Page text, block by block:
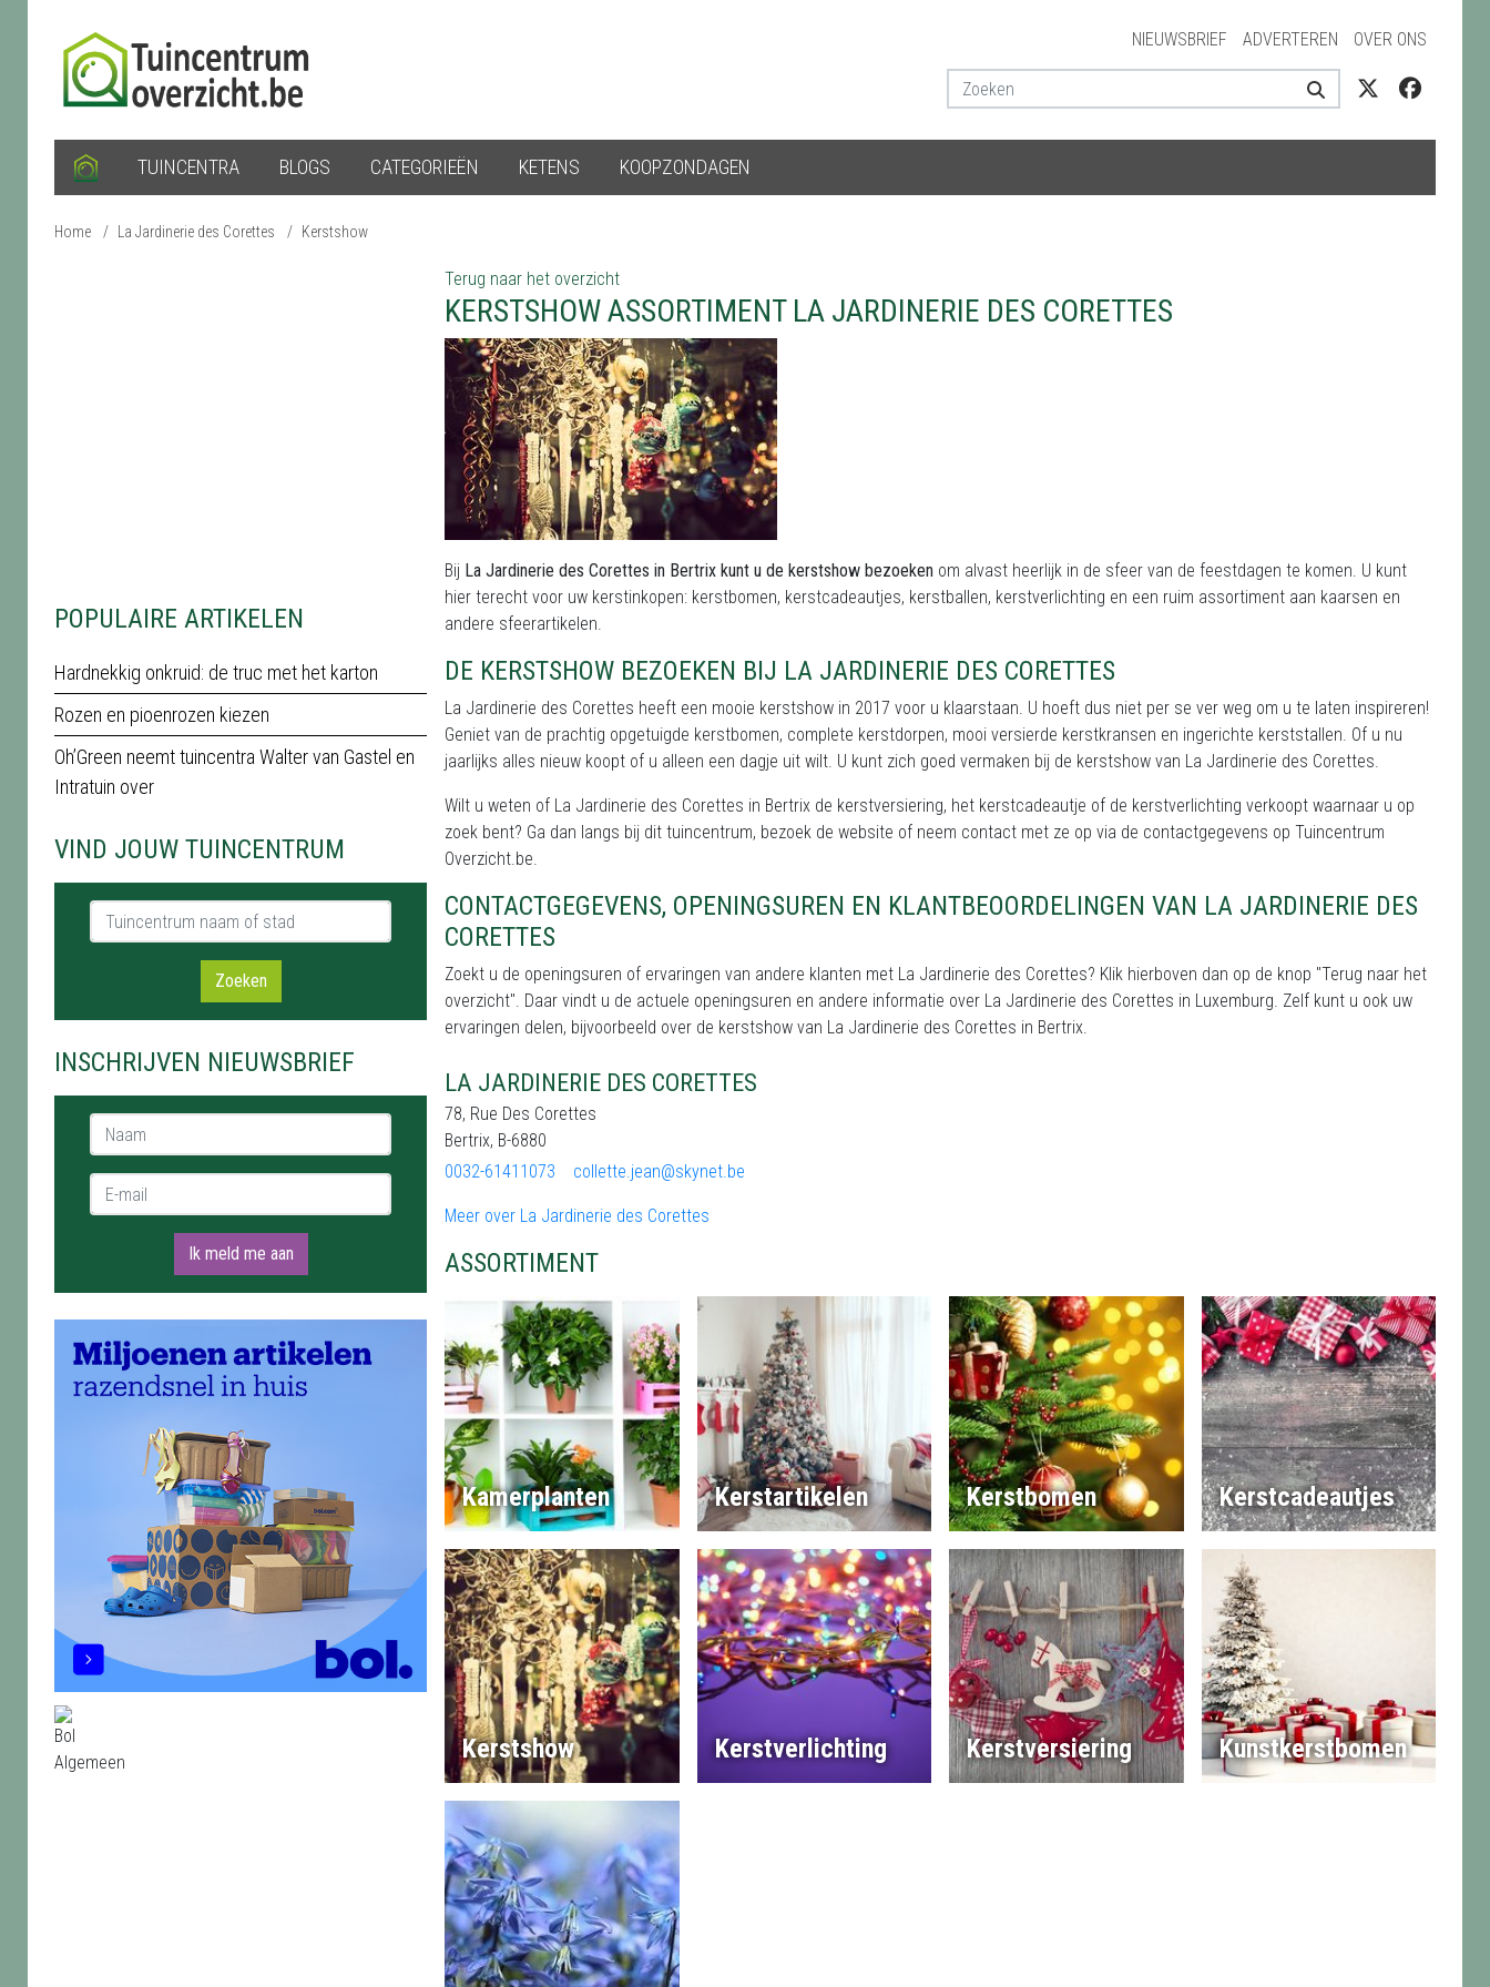
NIEUWSBRIEF ADVERTEREN OVER ONS
TUINCENTRA BLOGS CATEGORIEËN KETENS KOOPZONDAGEN
Home / La Jardinerie des Corettes / Kerstshow
POPULAIRE ARTIKELEN
Hardnekkig onkruid: de truc met het karton
Rozen en pioenrozen kiezen
Oh’Green neemt tuincentra Walter van Gastel en
Intratuin over
VIND JOUW TUINCENTRUM
Tuincentrum naam of stad
Zoeken
INSCHRIJVEN NIEUWSBRIEF
Naam *
E-mail *
Ik meld me aan
Terug naar het overzicht
KERSTSHOW ASSORTIMENT LA JARDINERIE DES CORETTES
Bij La Jardinerie des Corettes in Bertrix kunt u de kerstshow bezoeken om alvast heerlijk in de sfeer van de feestdagen te komen. U kunt
hier terecht voor uw kerstinkopen: kerstbomen, kerstcadeautjes, kerstballen, kerstverlichting en een ruim assortiment aan kaarsen en
andere sfeerartikelen.
DE KERSTSHOW BEZOEKEN BIJ LA JARDINERIE DES CORETTES
La Jardinerie des Corettes heeft een mooie kerstshow in 2017 voor u klaarstaan. U hoeft dus niet per se ver weg om u te laten inspireren!
Geniet van de prachtig opgetuigde kerstbomen, complete kerstdorpen, mooi versierde kerstkransen en ingerichte kerststallen. Of u nu
jaarlijks alles nieuw koopt of u alleen een dagje uit wilt. U kunt zich goed vermaken bij de kerstshow van La Jardinerie des Corettes.
Wilt u weten of La Jardinerie des Corettes in Bertrix de kerstversiering, het kerstcadeautje of de kerstverlichting verkoopt waarnaar u op
zoek bent? Ga dan langs bij dit tuincentrum, bezoek de website of neem contact met ze op via de contactgegevens op Tuincentrum
Overzicht.be.
CONTACTGEGEVENS, OPENINGSUREN EN KLANTBEOORDELINGEN VAN LA JARDINERIE DES
CORETTES
Zoekt u de openingsuren of ervaringen van andere klanten met La Jardinerie des Corettes? Klik hierboven dan op de knop "Terug naar het
overzicht". Daar vindt u de actuele openingsuren en andere informatie over La Jardinerie des Corettes in Luxemburg. Zelf kunt u ook uw
ervaringen delen, bijvoorbeeld over de kerstshow van La Jardinerie des Corettes in Bertrix.
LA JARDINERIE DES CORETTES
78, Rue Des Corettes
Bertrix, B-6880
0032-61411073
collette.jean@skynet.be
Meer over La Jardinerie des Corettes
ASSORTIMENT
Kamerplanten Kerstartikelen Kerstbomen Kerstcadeautjes
Kerstshow Kerstverlichting Kerstversiering Kunstkerstbomen